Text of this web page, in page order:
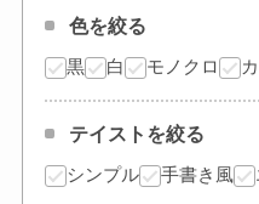
色を絞る
黒 白 モノクロ
テイストを絞る
シンプル 手書き風